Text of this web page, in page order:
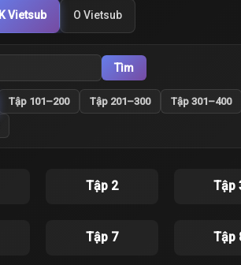
K Vietsub O Vietsub
Tìm
Tập 101–200 Tập 201–300 Tập 301–400
Tập 2 Tập
Tập 7 Tập